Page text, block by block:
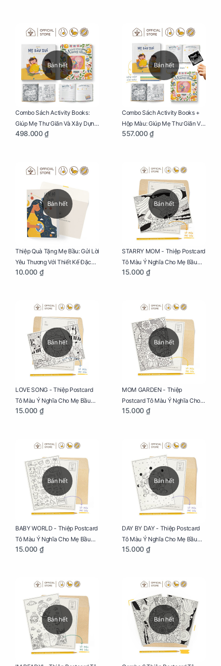
Bán hết
Combo Sách Activity Books:
Giúp Mẹ Thư Giãn Và Xây Dựng
Thai Kỳ Chu Đáo
498.000 ₫
Bán hết
Combo Sách Activity Books +
Hộp Màu: Giúp Mẹ Thư Giãn Và
Xây Dựng Thai Kỳ Chu Đáo
557.000 ₫
Bán hết
Thiệp Quà Tặng Mẹ Bầu: Gửi Lời
Yêu Thương Với Thiết Kế Đặc
Biệt Dành Riêng Cho Mẹ Bầu
10.000 ₫
Bán hết
STARRY MOM - Thiệp Postcard
Tô Màu Ý Nghĩa Cho Mẹ Bầu
Sáng Tạo, Thư Giãn Và Hạnh
15.000 ₫
Bán hết
LOVE SONG - Thiệp Postcard
Tô Màu Ý Nghĩa Cho Mẹ Bầu
Sáng Tạo, Thư Giãn Và Hạnh
15.000 ₫
Bán hết
MOM GARDEN - Thiệp
Postcard Tô Màu Ý Nghĩa Cho
Mẹ Bầu Sáng Tạo, Thư Giãn Và
15.000 ₫
Bán hết
BABY WORLD - Thiệp Postcard
Tô Màu Ý Nghĩa Cho Mẹ Bầu
Sáng Tạo, Thư Giãn Và Hạnh
15.000 ₫
Bán hết
DAY BY DAY - Thiệp Postcard
Tô Màu Ý Nghĩa Cho Mẹ Bầu
Sáng Tạo, Thư Giãn Và Hạnh
15.000 ₫
Bán hết Bán hết